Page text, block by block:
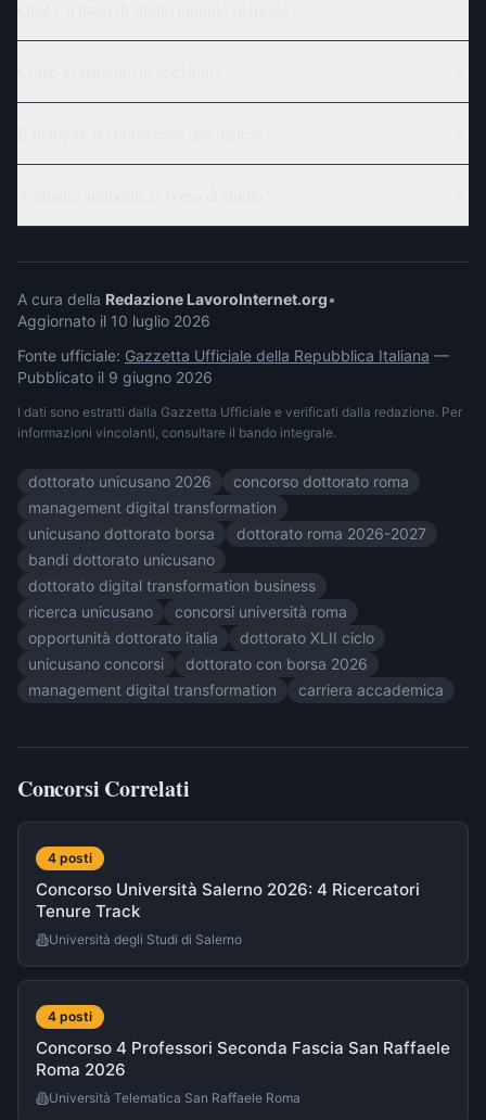
A cura della Redazione LavoroInternet.org•
Aggiornato il 10 luglio 2026
Fonte ufficiale: Gazzetta Ufficiale della Repubblica Italiana —
Pubblicato il 9 giugno 2026
I dati sono estratti dalla Gazzetta Ufficiale e verificati dalla redazione. Per
informazioni vincolanti, consultare il bando integrale.
dottorato unicusano 2026
concorso dottorato roma
management digital transformation
unicusano dottorato borsa
dottorato roma 2026-2027
bandi dottorato unicusano
dottorato digital transformation business
ricerca unicusano
concorsi università roma
opportunità dottorato italia
dottorato XLII ciclo
unicusano concorsi
dottorato con borsa 2026
management digital transformation
carriera accademica
Concorsi Correlati
4 posti
Concorso Università Salerno 2026: 4 Ricercatori
Tenure Track
Università degli Studi di Salerno
4 posti
Concorso 4 Professori Seconda Fascia San Raffaele
Roma 2026
Università Telematica San Raffaele Roma